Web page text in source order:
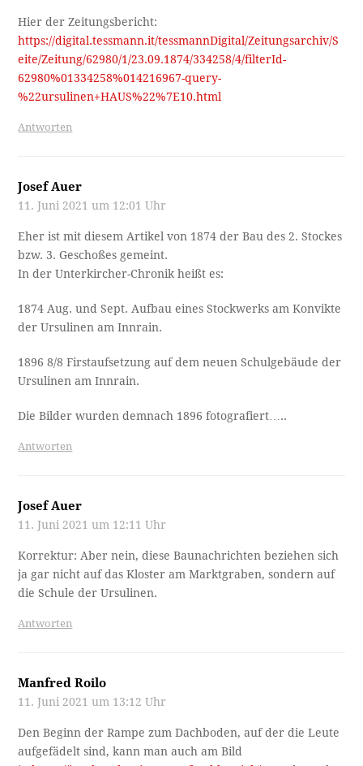
Hier der Zeitungsbericht:
https://digital.tessmann.it/tessmannDigital/Zeitungsarchiv/S
eite/Zeitung/62980/1/23.09.1874/334258/4/filterId-
62980%01334258%014216967-query-
%22ursulinen+HAUS%22%7E10.html
Antworten
Josef Auer
11. Juni 2021 um 12:01 Uhr
Eher ist mit diesem Artikel von 1874 der Bau des 2. Stockes
bzw. 3. Geschoßes gemeint.
In der Unterkircher-Chronik heißt es:
1874 Aug. und Sept. Aufbau eines Stockwerks am Konvikte
der Ursulinen am Innrain.
1896 8/8 Firstaufsetzung auf dem neuen Schulgebäude der
Ursulinen am Innrain.
Die Bilder wurden demnach 1896 fotografiert…..
Antworten
Josef Auer
11. Juni 2021 um 12:11 Uhr
Korrektur: Aber nein, diese Baunachrichten beziehen sich
ja gar nicht auf das Kloster am Marktgraben, sondern auf
die Schule der Ursulinen.
Antworten
Manfred Roilo
11. Juni 2021 um 13:12 Uhr
Den Beginn der Rampe zum Dachboden, auf der die Leute
aufgefädelt sind, kann man auch am Bild